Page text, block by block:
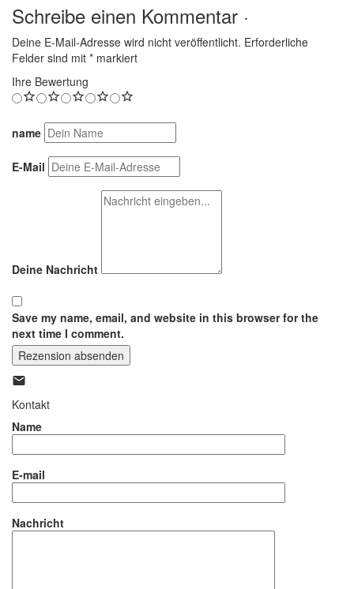
Schreibe einen Kommentar ·
Deine E-Mail-Adresse wird nicht veröffentlicht. Erforderliche
Felder sind mit * markiert
Ihre Bewertung
name
E-Mail
Deine Nachricht
Save my name, email, and website in this browser for the
next time I comment.
Rezension absenden
Kontakt
Name
E-mail
Nachricht